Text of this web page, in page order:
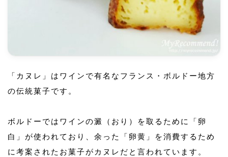
「カヌレ」はワインで有名なフランス・ボルドー地方
の伝統菓子です。
ボルドーではワインの澱（おり）を取るために「卵
白」が使われており、余った「卵黄」を消費するため
に考案されたお菓子がカヌレだと言われています。